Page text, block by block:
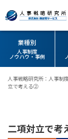
業種別
人事制度
ノウハウ・事例
人事戦略研究所：人事制
立で考える②
二項対立で考